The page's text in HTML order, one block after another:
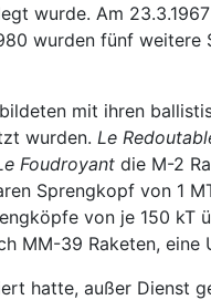
wurde. Am
wurden fünf
mit ihren
wurden. Le
Foudroyant die M-2
Sprengkopf von 1
von je 150
MM-39 Raketen,
hatte, außer